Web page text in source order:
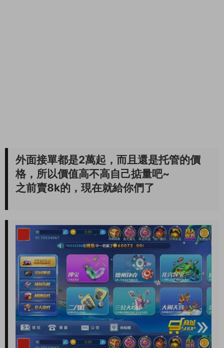
外面接單都是2萬起，而且還是托管的價
格，所以價值高不高自己掂量吧~
之前賣8k的，現在就給你們了